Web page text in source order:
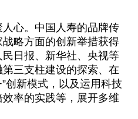
心。中国人寿的品牌传
略方面的创新举措获得
日报、新华社、央视等
三支柱建设的探索、在
创新模式，以及运用科技
率的实践等，展开多维